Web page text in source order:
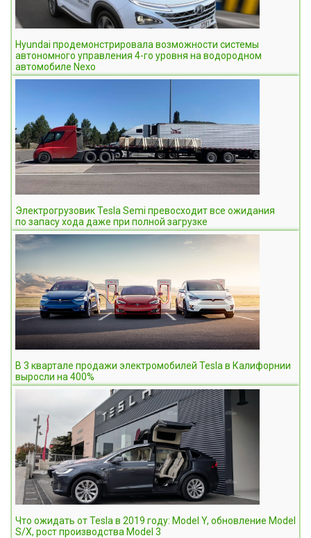
Hyundai продемонстрировала возможности системы
автономного управления 4-го уровня на водородном
автомобиле Nexo
Электрогрузовик Tesla Semi превосходит все ожидания
по запасу хода даже при полной загрузке
В 3 квартале продажи электромобилей Tesla в Калифорнии
выросли на 400%
Что ожидать от Tesla в 2019 году: Model Y, обновление Model
S/X, рост производства Model 3